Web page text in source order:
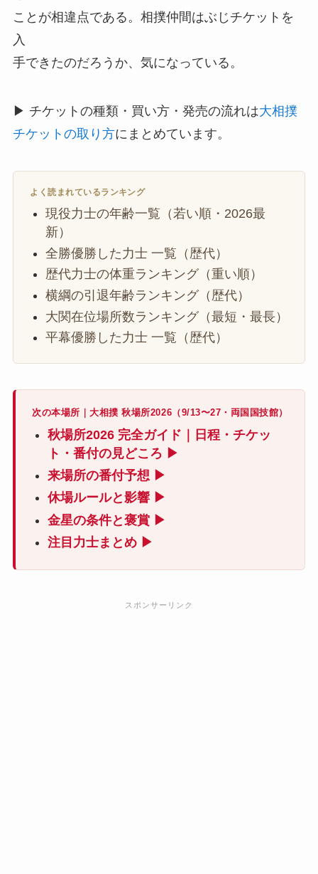
ことが相違点である。相撲仲間はぶじチケットを
入
手できたのだろうか、気になっている。
▶ チケットの種類・買い方・発売の流れは大相撲
チケットの取り方にまとめています。
よく読まれているランキング
現役力士の年齢一覧（若い順・2026最
新）
全勝優勝した力士 一覧（歴代）
歴代力士の体重ランキング（重い順）
横綱の引退年齢ランキング（歴代）
大関在位場所数ランキング（最短・最長）
平幕優勝した力士 一覧（歴代）
次の本場所｜大相撲 秋場所2026（9/13〜27・両国国技館）
秋場所2026 完全ガイド｜日程・チケッ
ト・番付の見どころ ▶
来場所の番付予想 ▶
休場ルールと影響 ▶
金星の条件と褒賞 ▶
注目力士まとめ ▶
スポンサーリンク